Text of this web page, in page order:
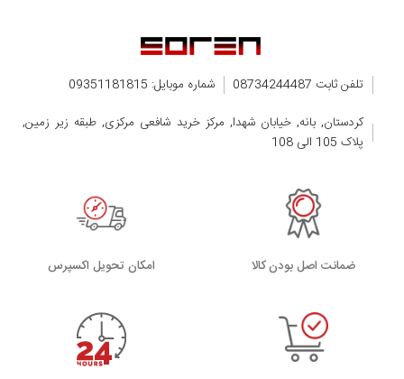
تلفن ثابت 08734244487
شماره موبایل: 09351181815
کردستان, بانه, خیابان شهدا, مرکز خرید شافعی مرکزی, طبقه زیر زمین,
پلاک 105 الی 108
ضمانت اصل بودن کالا اﻣﮑﺎن ﺗﺤﻮﯾﻞ اﮐﺴﭙﺮس